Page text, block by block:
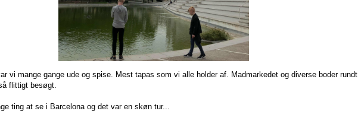
vi mange gange ude og spise. Mest tapas som vi alle holder af. Madmarkedet og diverse boder rundt
flittigt besøgt.
ting at se i Barcelona og det var en skøn tur...